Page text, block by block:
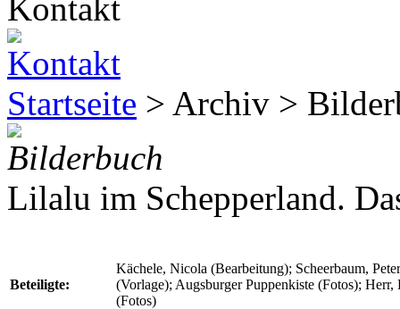
Startseite > Archiv >
Bilderbuch
Lilalu im Schepperland.
Beteiligte:
Kächele, Nicola (Bearbeitung); Scheerbaum, Peter
(Vorlage); Augsburger Puppenkiste (Fotos); Herr,
(Fotos)